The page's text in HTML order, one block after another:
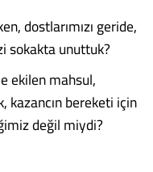
dostlarımızı geride,
sokakta unuttuk?
ekilen mahsul,
kazancın bereketi için
değil miydi?